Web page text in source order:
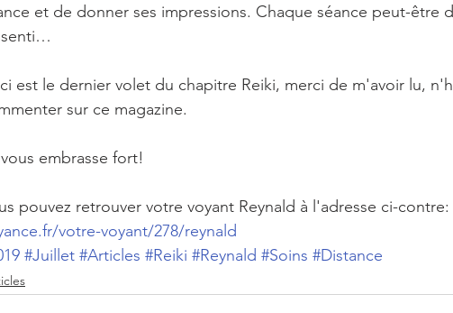
et de donner ses impressions. Chaque séance peut-être
est le dernier volet du chapitre Reiki, merci de m'avoir lu,
sur ce magazine.
embrasse fort!
pouvez retrouver votre voyant Reynald à l'adresse ci-contre:
votre-voyant/278/reynald
#Juillet #Articles #Reiki #Reynald #Soins #Distance